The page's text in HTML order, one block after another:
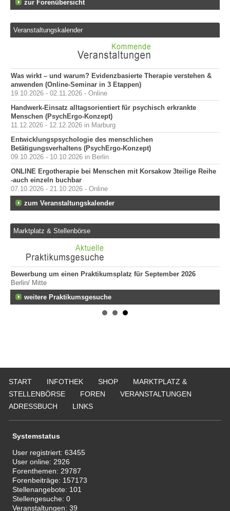
zur Forenübersicht
Veranstaltungskalender
Was wirkt – und warum? Evidenzbasierte Therapie verstehen &
anwenden (Online-Seminar in 3 Etappen)
19.10.2026 - 02.11.2026 - Online
Handwerk-Einsatz alltagsorientiert für psychisch erkrankte
Menschen (PsychErgo-Konzept)
11.12.2026 - 12.12.2026 in Marburg
Entwicklungspsychologie des menschlichen
Betätigungsverhaltens (PsychErgo-Konzept)
09.10.2026 - 10.10.2026 in Berlin
ONLINE Ergotherapie bei Menschen mit Korsakow 3teilige Reihe
-auch einzeln buchbar
07.10.2026 - 21.10.2026 - Online
zum Veranstaltungskalender
Marktplatz & Stellenbörse
Bewerbung um einen Praktikumsplatz für September 2026
Berlin/ Mitte
weitere Praktikumsgesuche
START INFOTHEK SHOP
MARKTPLATZ &
STELLENBÖRSE
FOREN
VERANSTALTUNGEN
ADRESSBUCH
LINKS
Systemstatus
User registriert:63455
User online: 2926
Forenthemen: 29787
Forenbeiträge: 157173
Stellenangebote: 101
Stellengesuche:0
Veranstaltungen:39